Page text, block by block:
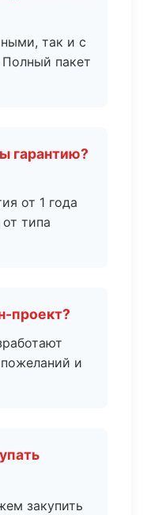
так и с
пакет
гарантию?
от 1 года
типа
проект?
и
закупить